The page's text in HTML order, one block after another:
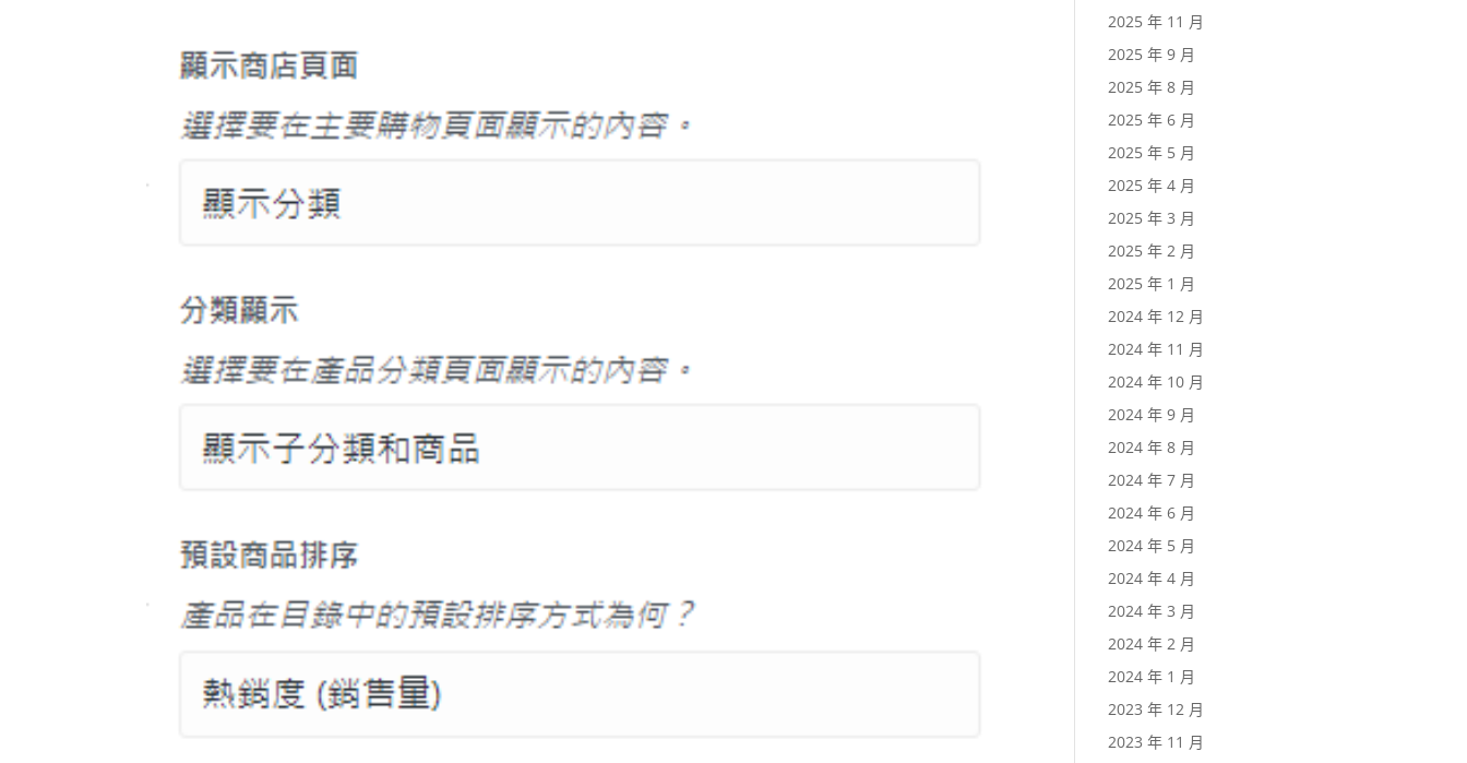
2025 年 11 月
2025 年 9 月
2025 年 8 月
2025 年 6 月
2025 年 5 月
2025 年 4 月
2025 年 3 月
2025 年 2 月
2025 年 1 月
2024 年 12 月
2024 年 11 月
2024 年 10 月
2024 年 9 月
2024 年 8 月
2024 年 7 月
2024 年 6 月
2024 年 5 月
2024 年 4 月
2024 年 3 月
2024 年 2 月
2024 年 1 月
2023 年 12 月
2023 年 11 月